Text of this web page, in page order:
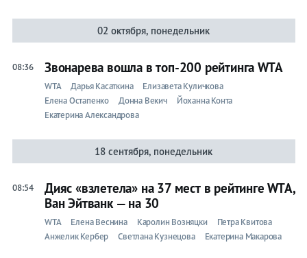
02 октября, понедельник
08:36 Звонарева вошла в топ-200 рейтинга WTA
WTA Дарья Касаткина
Елизавета Куличкова
Елена Остапенко
Донна Векич
Йоханна Конта
Екатерина Александрова
18 сентября, понедельник
08:54
Дияс «взлетела» на 37 мест в рейтинге WTA,
Ван Эйтванк — на 30
WTA Елена Веснина Каролин Возняцки
Петра Квитова
Анжелик Кербер
Светлана Кузнецова Екатерина Макарова